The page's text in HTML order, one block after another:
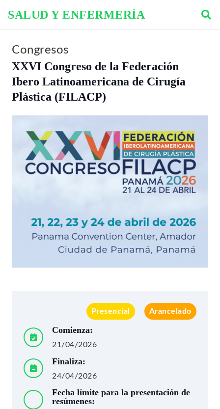
SALUD Y ENFERMERÍA
Congresos
XXVI Congreso de la Federación
Ibero Latinoamericana de Cirugía
Plástica (FILACP)
Presencial Arancelado
Comienza:
21/04/2026
Finaliza:
24/04/2026
Fecha límite para la presentación de
resúmenes: